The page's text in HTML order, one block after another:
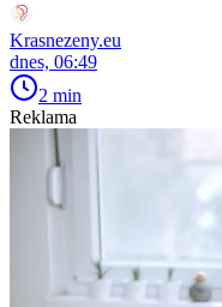
Krasnezeny.eu
dnes, 06:49
2 min
Reklama